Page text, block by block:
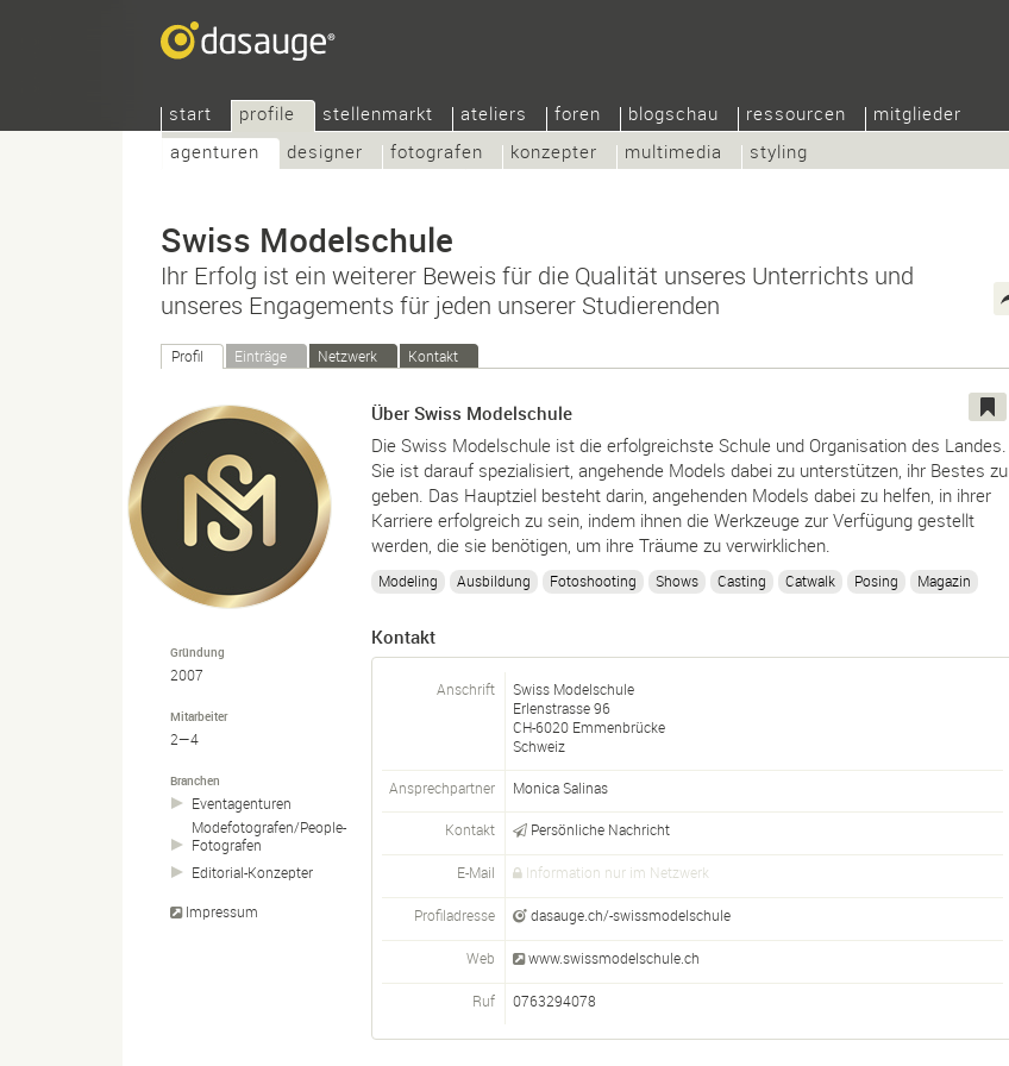
start
profile
agenturen
designer fotografen konzepter multimedia styling
stellenmarkt ateliers foren blogschau ressourcen mitglieder
Swiss Modelschule
Ihr Erfolg ist ein weiterer Beweis für die Qualität unseres Unterrichts und
unseres Engagements für jeden unserer Studierenden
Profil Einträge Netzwerk Kontakt
Gründung
2007
Mitarbeiter
2—4
Branchen
Eventagenturen
Modefotografen/People-
Fotografen
Editorial-Konzepter
Impressum
Über Swiss Modelschule
Die Swiss Modelschule ist die erfolgreichste Schule und Organisation des Landes.
Sie ist darauf spezialisiert, angehende Models dabei zu unterstützen, ihr Bestes zu
geben. Das Hauptziel besteht darin, angehenden Models dabei zu helfen, in ihrer
Karriere erfolgreich zu sein, indem ihnen die Werkzeuge zur Verfügung gestellt
werden, die sie benötigen, um ihre Träume zu verwirklichen.
Modeling Ausbildung Fotoshooting Shows Casting Catwalk Posing Magazin
Kontakt
Anschrift
Swiss Modelschule
Erlenstrasse 96
CH-6020 Emmenbrücke
Schweiz
Ansprechpartner Monica Salinas
Kontakt Persönliche Nachricht
E-Mail Information nur im Netzwerk
Profiladresse dasauge.ch/-swissmodelschule
Web www.swissmodelschule.ch
Ruf 0763294078